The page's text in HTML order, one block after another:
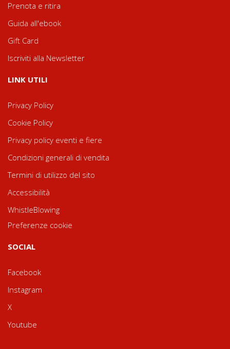
Prenota e ritira
Guida all'ebook
Gift Card
Iscriviti alla Newsletter
LINK UTILI
Privacy Policy
Cookie Policy
Privacy policy eventi e fiere
Condizioni generali di vendita
Termini di utilizzo del sito
Accessibilità
WhistleBlowing
Preferenze cookie
SOCIAL
Facebook
Instagram
X
Youtube